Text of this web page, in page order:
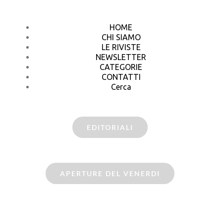
HOME
CHI SIAMO
LE RIVISTE
NEWSLETTER
CATEGORIE
CONTATTI
Cerca
EDITORIALI
APERTURE DEL VENERDI